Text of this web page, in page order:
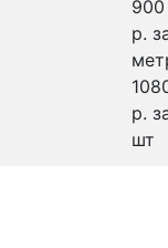
900
р.
р.
шт